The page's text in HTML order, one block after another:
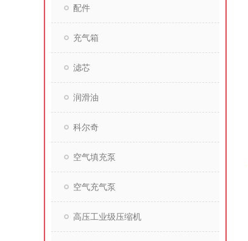
配件
充气箱
滤芯
润滑油
科尔奇
空气填充泵
空气充气泵
高压工业级压缩机